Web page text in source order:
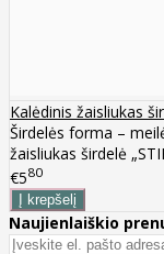
Kalėdinis žaisliukas
Širdelės forma –
žaisliukas širdelė
€580
Naujienlaiškio